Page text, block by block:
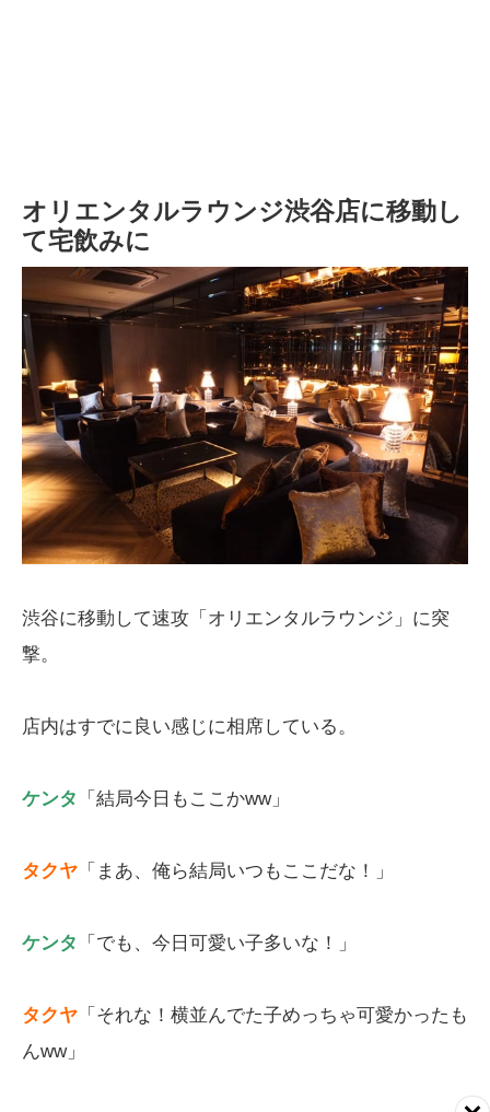
オリエンタルラウンジ渋谷店に移動し
て宅飲みに
渋谷に移動して速攻「オリエンタルラウンジ」に突
撃。
店内はすでに良い感じに相席している。
ケンタ 「結局今日もここかww」
タクヤ 「まあ、俺ら結局いつもここだな！」
ケンタ 「でも、今日可愛い子多いな！」
タクヤ 「それな！横並んでた子めっちゃ可愛かったも
んww」